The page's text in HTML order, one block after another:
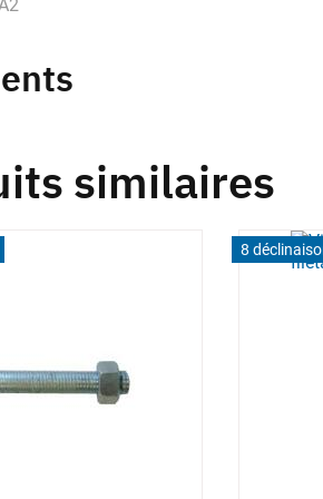
similaires
8